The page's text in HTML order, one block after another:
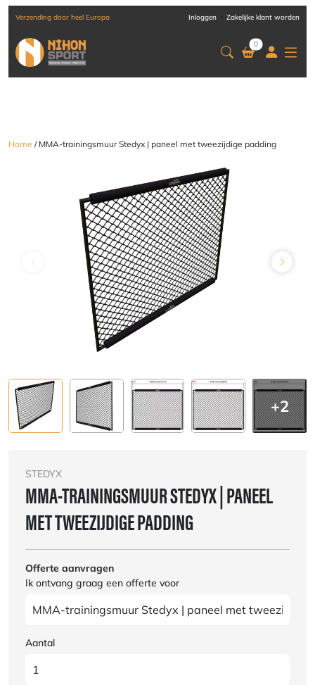
Verzending door heel Europa Inloggen Zakelijke klant worden
0
Home / MMA-trainingsmuur Stedyx | paneel met tweezijdige padding
+2
STEDYX
MMA-TRAININGSMUUR STEDYX | PANEEL
MET TWEEZIJDIGE PADDING
Offerte aanvragen
Ik ontvang graag een offerte voor
Aantal